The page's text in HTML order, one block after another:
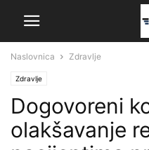
Naslovnica Zdravlje
Zdravlje
Dogovoreni
olakšavanje